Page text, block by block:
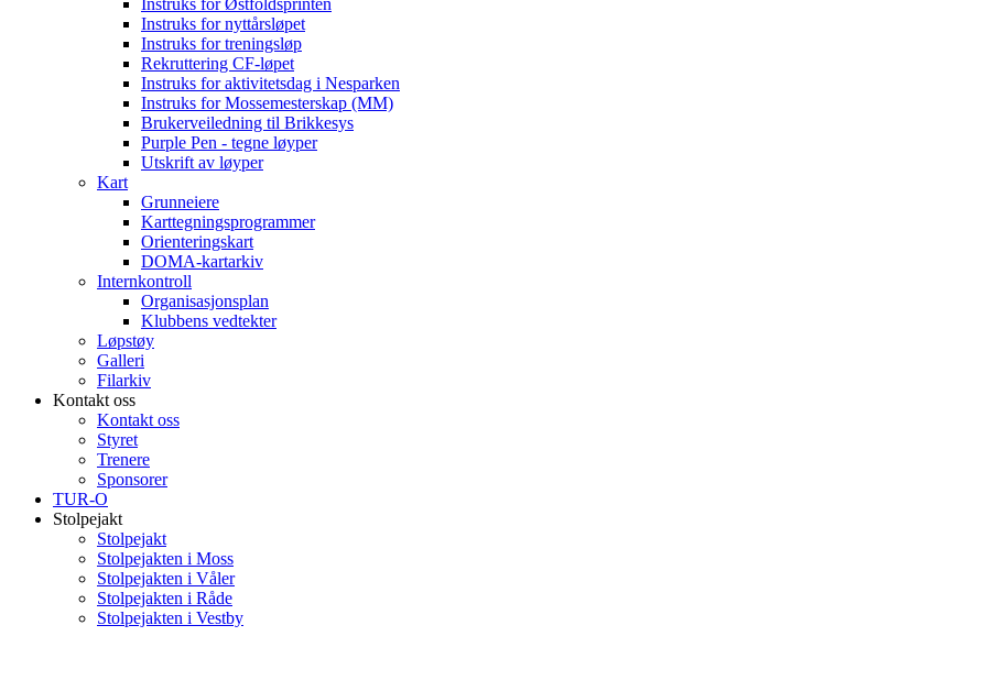
Instruks for Østfoldsprinten
Instruks for nyttårsløpet
Instruks for treningsløp
Rekruttering CF-løpet
Instruks for aktivitetsdag i Nesparken
Instruks for Mossemesterskap (MM)
Brukerveiledning til Brikkesys
Purple Pen - tegne løyper
Utskrift av løyper
Kart
Grunneiere
Karttegningsprogrammer
Orienteringskart
DOMA-kartarkiv
Internkontroll
Organisasjonsplan
Klubbens vedtekter
Løpstøy
Galleri
Filarkiv
Kontakt oss
Kontakt oss
Styret
Trenere
Sponsorer
TUR-O
Stolpejakt
Stolpejakt
Stolpejakten i Moss
Stolpejakten i Våler
Stolpejakten i Råde
Stolpejakten i Vestby